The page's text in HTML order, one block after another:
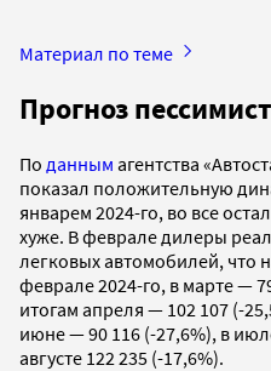
Материал по теме
Прогноз
По данным агентства
показал положительную
январем 2024-го, во все
хуже. В феврале дилеры
легковых автомобилей, что
феврале 2024-го, в марте —
итогам апреля — 102 107 (-
июне — 90 116 (-27,6%), в
августе 122 235 (-17,6%).